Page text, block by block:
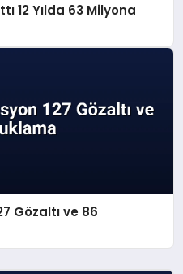
12 Yılda 63 Milyona
Gözaltı ve 86